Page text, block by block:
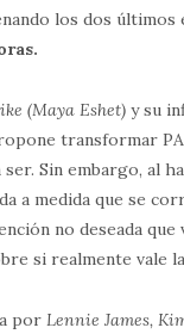
los dos últimos
(Maya Eshet) y su
transformar
Sin embargo, al
a medida que se
no deseada que
si realmente vale
porLennie James,